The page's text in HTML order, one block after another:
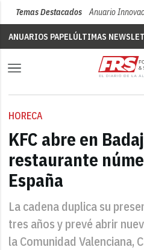
Temas Destacados Anuario
ANUARIOS PAPELÚLTIMAS
HORECA
KFC abre en
restaurante
España
La cadena duplica su
tres años y prevé abrir
la Comunidad Valenciana,